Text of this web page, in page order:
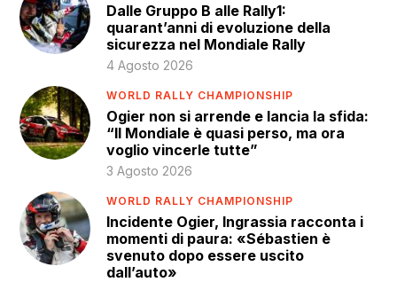
Dalle Gruppo B alle Rally1:
quarant’anni di evoluzione della
sicurezza nel Mondiale Rally
4 Agosto 2026
WORLD RALLY CHAMPIONSHIP
Ogier non si arrende e lancia la sfida:
“Il Mondiale è quasi perso, ma ora
voglio vincerle tutte”
3 Agosto 2026
WORLD RALLY CHAMPIONSHIP
Incidente Ogier, Ingrassia racconta i
momenti di paura: «Sébastien è
svenuto dopo essere uscito
dall’auto»